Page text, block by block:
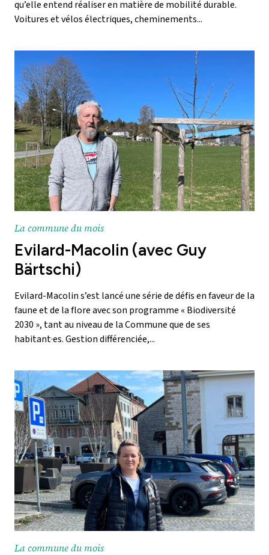
qu’elle entend réaliser en matière de mobilité durable.
Voitures et vélos électriques, cheminements...
La commune du mois
Evilard-Macolin (avec Guy
Bärtschi)
Evilard-Macolin s’est lancé une série de défis en faveur de la
faune et de la flore avec son programme « Biodiversité
2030 », tant au niveau de la Commune que de ses
habitant·es. Gestion différenciée,...
La commune du mois